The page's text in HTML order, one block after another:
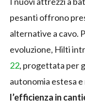
pesanti offrono
alternative a cavo.
evoluzione, Hilti
22, progettata per
autonomia estesa
l’efficienza in